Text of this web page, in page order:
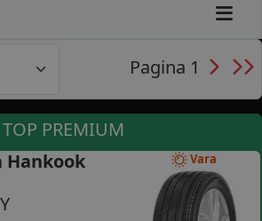
MARCA AUTO
COLABORARE COMPANII
(0 PRODUSE
Pagina 1
TOP PREMIUM
Vara
Hankook